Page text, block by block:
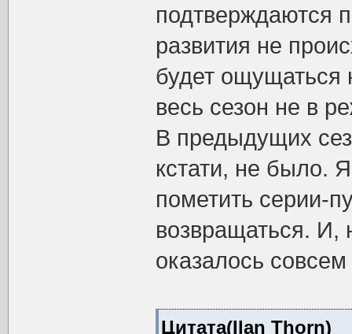
подтверждаются
развития не
будет ощущаться
весь сезон не в
В предыдущих
кстати, не было.
пометить серии-
возвращаться. И,
оказалось
Цитата(Ilan Thorn)